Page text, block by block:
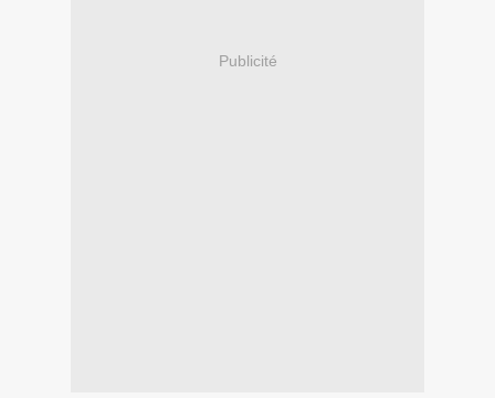
Publicité